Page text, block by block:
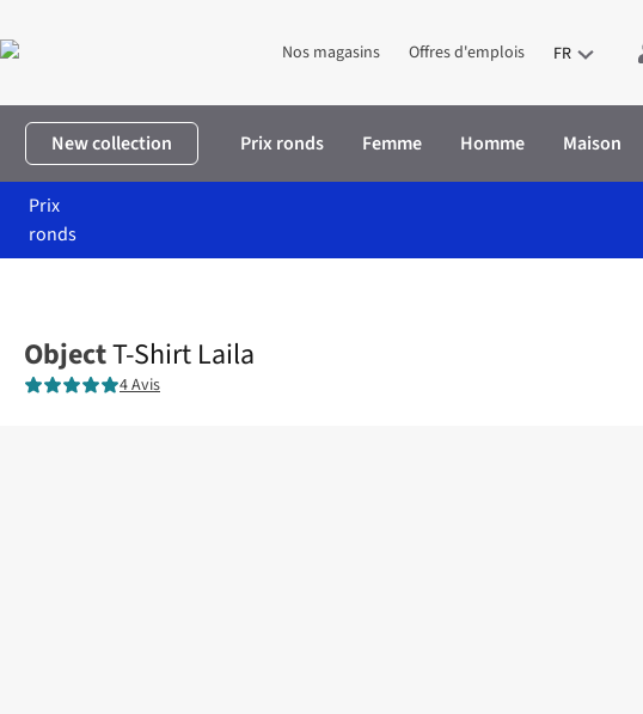
Nos magasins Offres d'emplois FR
New collection Prix ronds Femme Homme Maison
Prix
ronds
ObjectT-Shirt Laila
4 Avis